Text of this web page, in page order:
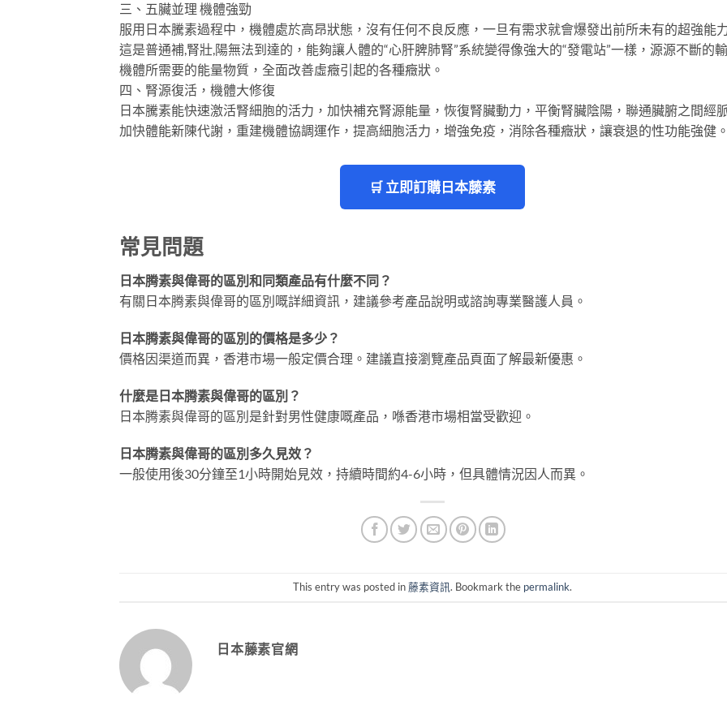
三、五臟並理 機體強勁
服用日本騰素過程中，機體處於高昂狀態，沒有任何不良反應，一旦有需求就會爆發出前所未有的超強能
這是普通補,腎壯,陽無法到達的，能夠讓人體的“心肝脾肺腎”系統變得像強大的“發電站”一樣，源源不斷的
機體所需要的能量物質，全面改善虛癥引起的各種癥狀。
四、腎源復活，機體大修復
日本騰素能快速激活腎細胞的活力，加快補充腎源能量，恢復腎臟動力，平衡腎臟陰陽，聯通臟腑之間經
加快體能新陳代謝，重建機體協調運作，提高細胞活力，增強免疫，消除各種癥狀，讓衰退的性功能強健。
🛒 立即訂購日本藤素
常見問題
日本腾素與偉哥的區別和同類產品有什麼不同？
有關日本腾素與偉哥的區別嘅詳細資訊，建議參考產品說明或諮詢專業醫護人員。
日本腾素與偉哥的區別的價格是多少？
價格因渠道而異，香港市場一般定價合理。建議直接瀏覽產品頁面了解最新優惠。
什麼是日本腾素與偉哥的區別？
日本腾素與偉哥的區別是針對男性健康嘅產品，喺香港市場相當受歡迎。
日本腾素與偉哥的區別多久見效？
一般使用後30分鐘至1小時開始見效，持續時間約4-6小時，但具體情況因人而異。
This entry was posted in藤素資訊. Bookmark the permalink.
日本藤素官網